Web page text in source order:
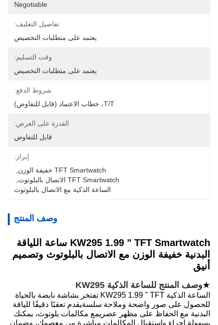
Negotiable
تفاصيل التغليف:
يعتمد على متطلبات التخصيص
وقت التسليم:
يعتمد على متطلبات التخصيص
شروط الدفع:
T/T، خطاب الاعتماد (قابل للتفاوض)
القدرة على العرض:
قابل للتفاوض
إبراز:
TFT Smartwatch خفيفة الوزن
TFT Smartwatch الاتصال بالبلوتوث
الساعة الذكية مع الاتصال بالبلوتوث
وصف المنتج
KW295 1.99 " TFT Smartwatch ساعة اللياقة
البدنية خفيفة الوزن مع الاتصال بالبلوتوث وتصميم
أنيق
★وصف المنتج للساعة الذكية KW295
الساعة الذكية KW295 1.99 " TFT تفتخر بشاشة نابضة بالحياة
للحصول على صور واضحة وملاحة سلسةيقدم تعقبًا دقيقًا للياقة
البدنية مع الحفاظ على مظهر عصريمع مكالمات بلوتوث، يمكنك
بسهولة إجراء واستقبال المكالمات مباشرة من معصمك، وضمان